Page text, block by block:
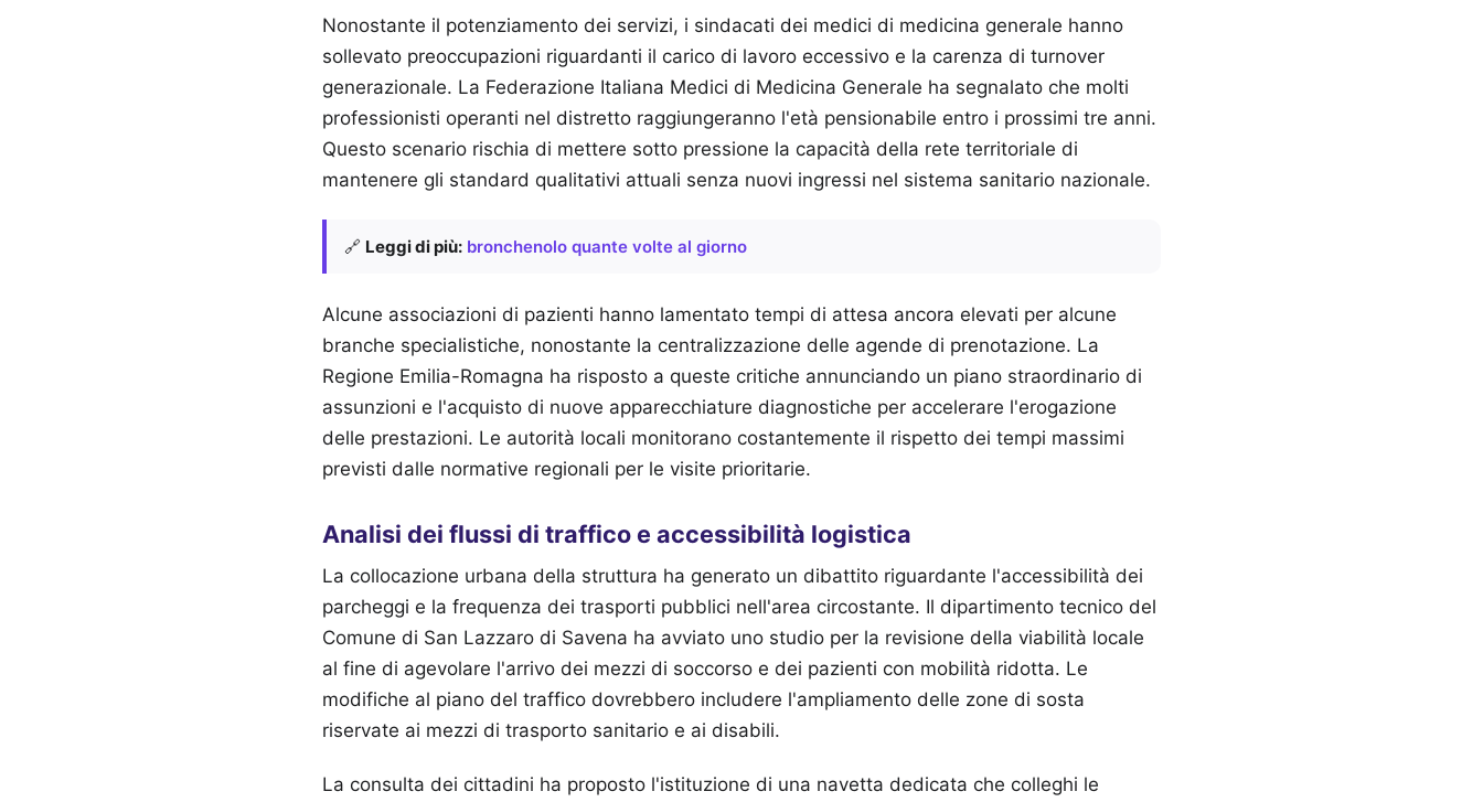
Nonostante il potenziamento dei servizi, i sindacati dei medici di medicina generale hanno
sollevato preoccupazioni riguardanti il carico di lavoro eccessivo e la carenza di turnover
generazionale. La Federazione Italiana Medici di Medicina Generale ha segnalato che molti
professionisti operanti nel distretto raggiungeranno l'età pensionabile entro i prossimi tre anni.
Questo scenario rischia di mettere sotto pressione la capacità della rete territoriale di
mantenere gli standard qualitativi attuali senza nuovi ingressi nel sistema sanitario nazionale.
🔗 Leggi di più: bronchenolo quante volte al giorno
Alcune associazioni di pazienti hanno lamentato tempi di attesa ancora elevati per alcune
branche specialistiche, nonostante la centralizzazione delle agende di prenotazione. La
Regione Emilia-Romagna ha risposto a queste critiche annunciando un piano straordinario di
assunzioni e l'acquisto di nuove apparecchiature diagnostiche per accelerare l'erogazione
delle prestazioni. Le autorità locali monitorano costantemente il rispetto dei tempi massimi
previsti dalle normative regionali per le visite prioritarie.
Analisi dei flussi di traffico e accessibilità logistica
La collocazione urbana della struttura ha generato un dibattito riguardante l'accessibilità dei
parcheggi e la frequenza dei trasporti pubblici nell'area circostante. Il dipartimento tecnico del
Comune di San Lazzaro di Savena ha avviato uno studio per la revisione della viabilità locale
al fine di agevolare l'arrivo dei mezzi di soccorso e dei pazienti con mobilità ridotta. Le
modifiche al piano del traffico dovrebbero includere l'ampliamento delle zone di sosta
riservate ai mezzi di trasporto sanitario e ai disabili.
La consulta dei cittadini ha proposto l'istituzione di una navetta dedicata che colleghi le